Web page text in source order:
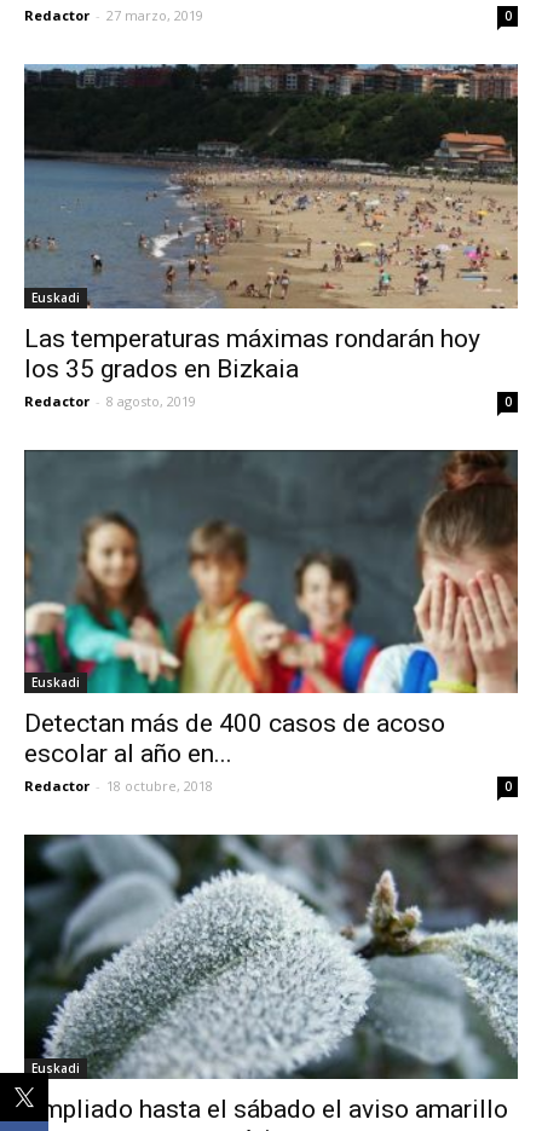
Redactor - 27 marzo, 2019 0
Euskadi
Las temperaturas máximas rondarán hoy
los 35 grados en Bizkaia
Redactor - 8 agosto, 2019 0
Euskadi
Detectan más de 400 casos de acoso
escolar al año en...
Redactor - 18 octubre, 2018 0
Euskadi
Ampliado hasta el sábado el aviso amarillo